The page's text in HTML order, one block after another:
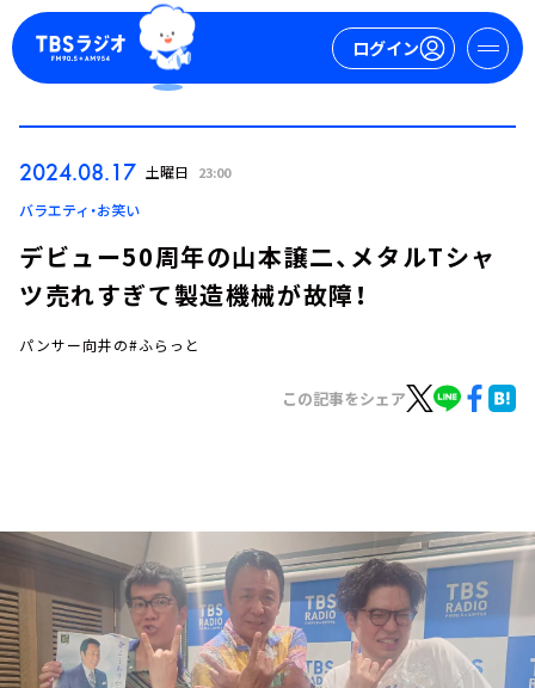
ログイン
ログイン
お知らせ
イベント・グッズ
YouTube
会社情報
2024.08.17 土曜日 23:00
バラエティ・お笑い
デビュー50周年の山本譲二、メタルTシャ
ツ売れすぎて製造機械が故障！
パンサー向井の#ふらっと
この記事をシェア